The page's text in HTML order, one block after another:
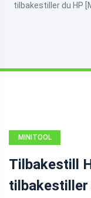
tilbakestiller du HP
MINITOOL
Tilbakestill